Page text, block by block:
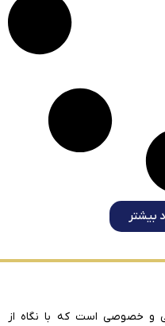
بیشتر
و خصوصی است که با نگاه از